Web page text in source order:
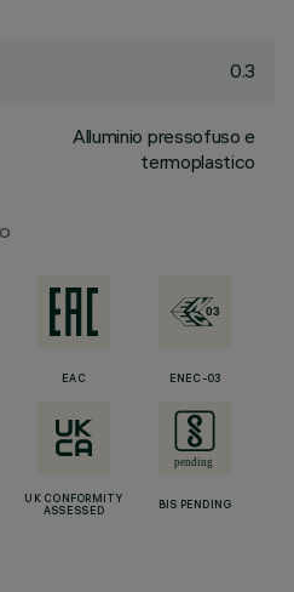
0.3
Alluminio pressofuso e
termoplastico
EAC ENEC-03
UK CONFORMITY
ASSESSED
BIS PENDING